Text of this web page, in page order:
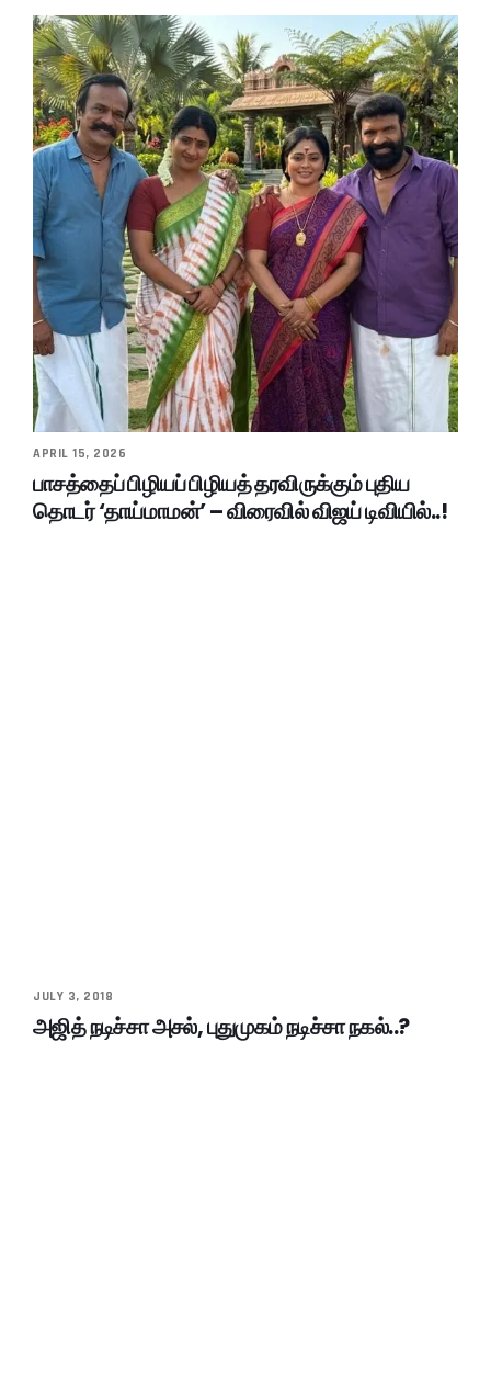
APRIL 15, 2026
பாசத்தைப் பிழியப் பிழியத் தரவிருக்கும் புதிய
தொடர் ‘தாய்மாமன்’ – விரைவில் விஜய் டிவியில்..!
JULY 3, 2018
அஜித் நடிச்சா அசல், புதுமுகம் நடிச்சா நகல்..?